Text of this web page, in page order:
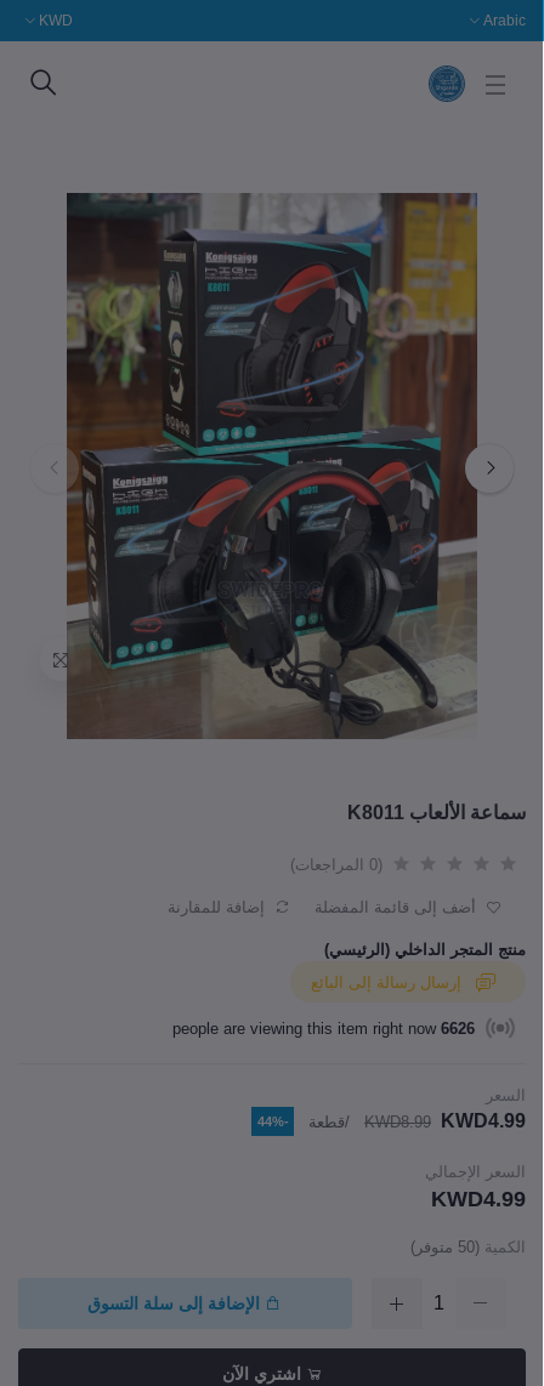
Arabic
KWD
سماعة الألعاب K8011
(0 المراجعات)
أضف إلى قائمة المفضلة إضافة للمقارنة
منتج المتجر الداخلي (الرئيسي)
6626
people are viewing this item right now
السعر
KWD4.99
KWD8.99 /قطعة -44%
السعر الإجمالي
KWD4.99
الكمية (
50 متوفر)
الإضافة إلى سلة التسوق
اشتري الآن